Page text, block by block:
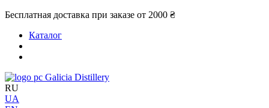
Бесплатная доставка при заказе от 2000 ₴
Каталог
Galicia Distillery
RU
UA